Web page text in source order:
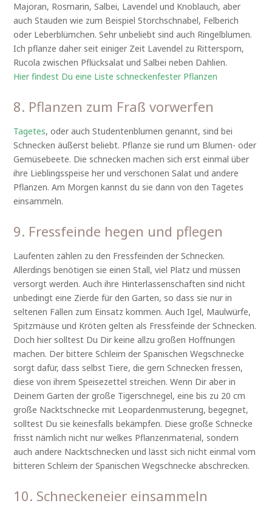
Majoran, Rosmarin, Salbei, Lavendel und Knoblauch, aber
auch Stauden wie zum Beispiel Storchschnabel, Felberich
oder Leberblümchen. Sehr unbeliebt sind auch Ringelblumen.
Ich pflanze daher seit einiger Zeit Lavendel zu Rittersporn,
Rucola zwischen Pflücksalat und Salbei neben Dahlien.
Hier findest Du eine Liste schneckenfester Pflanzen
8. Pflanzen zum Fraß vorwerfen
Tagetes, oder auch Studentenblumen genannt, sind bei
Schnecken äußerst beliebt. Pflanze sie rund um Blumen- oder
Gemüsebeete. Die schnecken machen sich erst einmal über
ihre Lieblingsspeise her und verschonen Salat und andere
Pflanzen. Am Morgen kannst du sie dann von den Tagetes
einsammeln.
9. Fressfeinde hegen und pflegen
Laufenten zählen zu den Fressfeinden der Schnecken.
Allerdings benötigen sie einen Stall, viel Platz und müssen
versorgt werden. Auch ihre Hinterlassenschaften sind nicht
unbedingt eine Zierde für den Garten, so dass sie nur in
seltenen Fällen zum Einsatz kommen. Auch Igel, Maulwürfe,
Spitzmäuse und Kröten gelten als Fressfeinde der Schnecken.
Doch hier solltest Du Dir keine allzu großen Hoffnungen
machen. Der bittere Schleim der Spanischen Wegschnecke
sorgt dafür, dass selbst Tiere, die gern Schnecken fressen,
diese von ihrem Speisezettel streichen. Wenn Dir aber in
Deinem Garten der große Tigerschnegel, eine bis zu 20 cm
große Nacktschnecke mit Leopardenmusterung, begegnet,
solltest Du sie keinesfalls bekämpfen. Diese große Schnecke
frisst nämlich nicht nur welkes Pflanzenmaterial, sondern
auch andere Nacktschnecken und lässt sich nicht einmal vom
bitteren Schleim der Spanischen Wegschnecke abschrecken.
10. Schneckeneier einsammeln